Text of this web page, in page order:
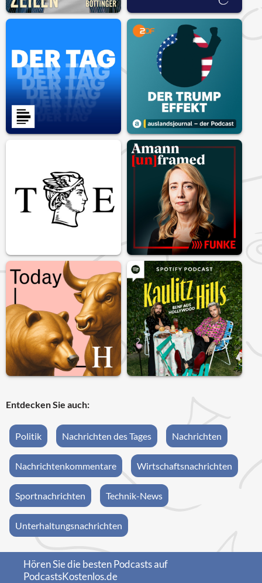
Entdecken Sie auch:
Politik Nachrichten des Tages Nachrichten
Nachrichtenkommentare Wirtschaftsnachrichten
Sportnachrichten Technik-News
Unterhaltungsnachrichten
Hören Sie die besten Podcasts auf
PodcastsKostenlos.de